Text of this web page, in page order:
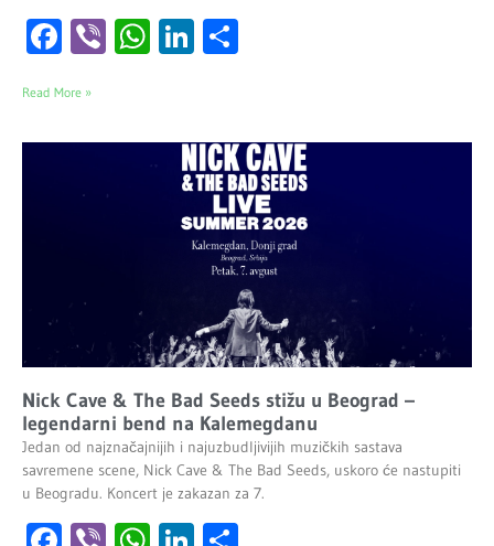
Facebook
ViberWhatsApp
LinkedIn
Read More »
Nick Cave & The Bad Seeds stižu u Beograd –
legendarni bend na Kalemegdanu
Jedan od najznačajnijih i najuzbudljivijih muzičkih sastava
savremene scene, Nick Cave & The Bad Seeds, uskoro će nastupiti
u Beogradu. Koncert je zakazan za 7.